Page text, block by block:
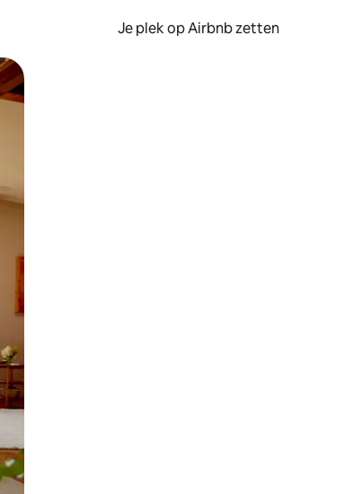
Je plek op Airbnb zetten